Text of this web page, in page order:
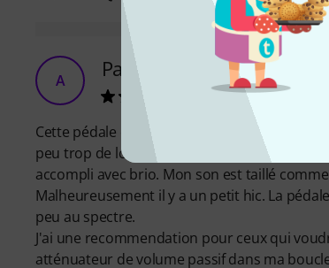
A Parfaite pour embellir
Adil_O.O 16.05.2020
Cette pédale est légendaire. Elle réagit très
peu trop de low mid et rajouter un peu de
accompli avec brio. Mon son est taillé
Malheureusement il y a un petit hic. La
peu au spectre.
J'ai une recommendation pour ceux qui
atténuateur de volume passif dans ma